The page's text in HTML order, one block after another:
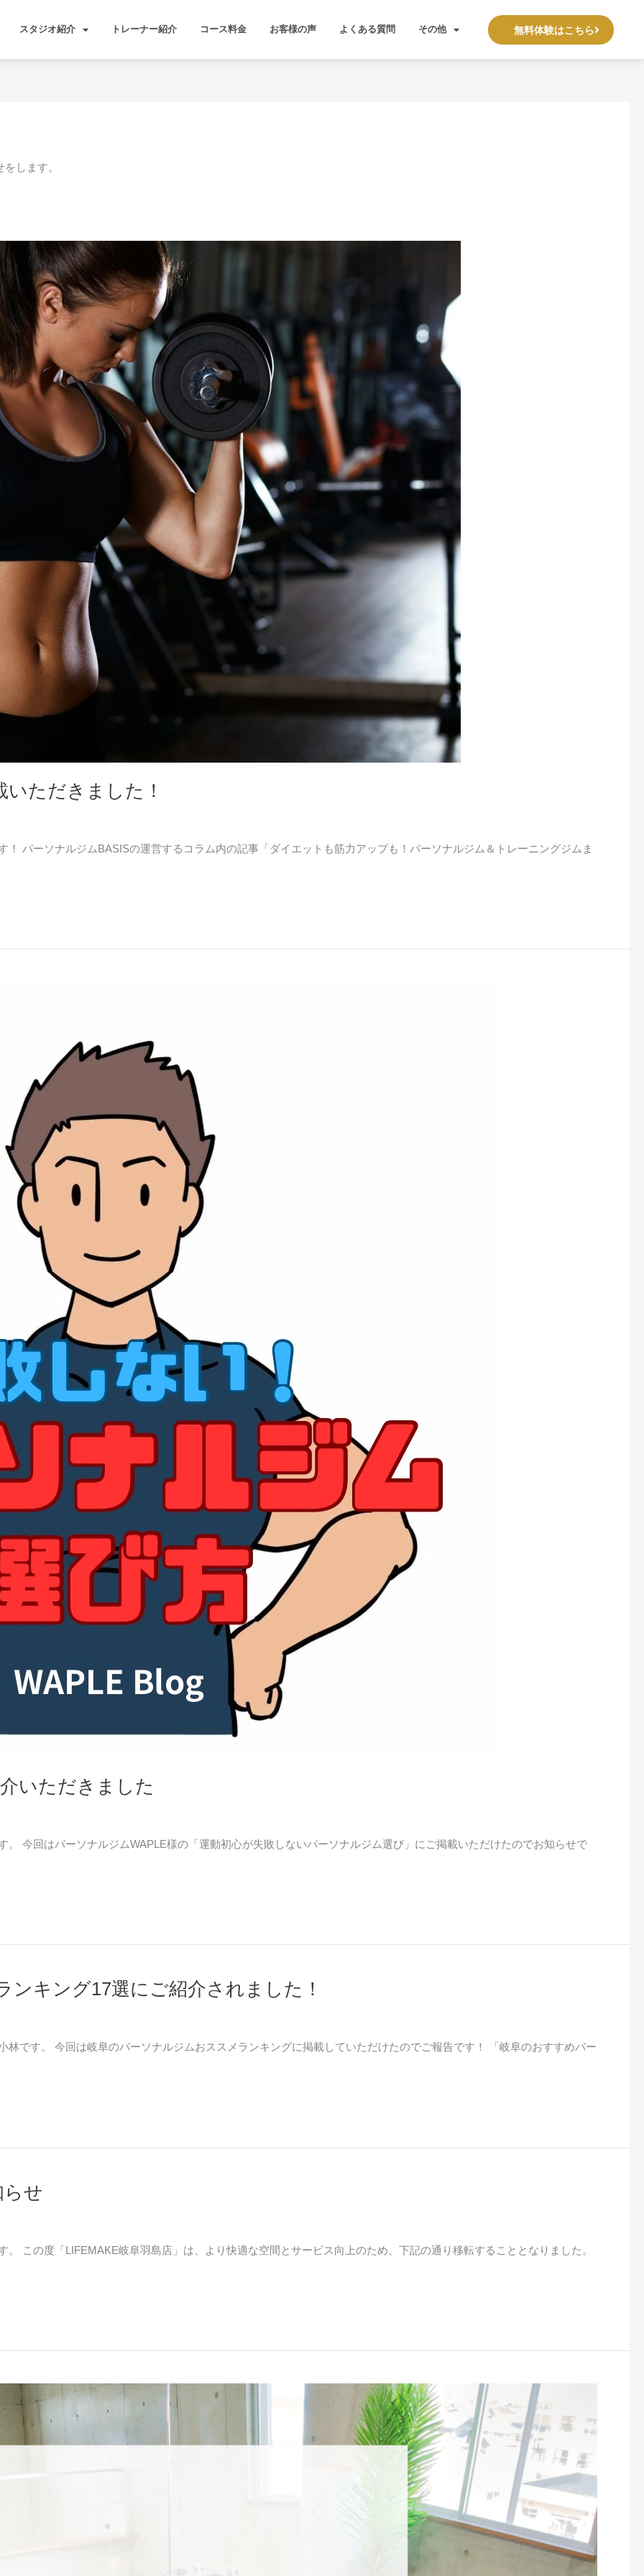
スタジオ紹介 トレーナー紹介 コース料金 お客様の声 よくある質問 その他 無料体験はこちら
します。
ただきました！
パーソナルジムBASISの運営するコラム内の記事「ダイエットも筋力アップも！パーソナルジム＆トレーニングジムま
いただきました
今回はパーソナルジムWAPLE様の「運動初心が失敗しないパーソナルジム選び」にご掲載いただけたのでお知らせで
キング17選にご紹介されました！
です。 今回は岐阜のパーソナルジムおススメランキングに掲載していただけたのでご報告です！ 「岐阜のおすすめパー
せ
この度「LIFEMAKE岐阜羽島店」は、より快適な空間とサービス向上のため、下記の通り移転することとなりました。